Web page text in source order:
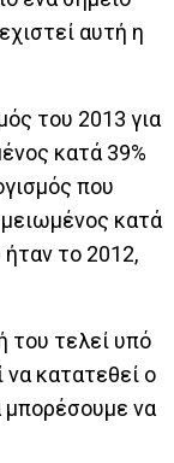
αυτή η
του 2013 για
κατά 39%
που
κατά
το 2012,
του τελεί υπό
να κατατεθεί ο
μπορέσουμε να